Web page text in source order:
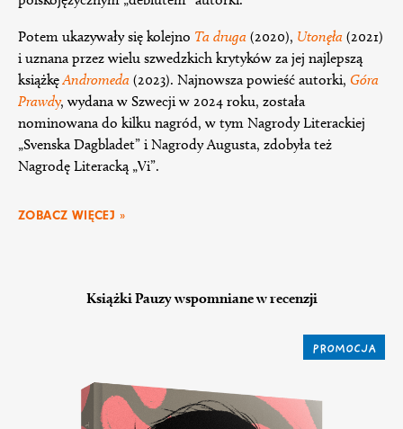
Potem ukazywały się kolejno Ta druga (2020), Utonęła (2021)
i uznana przez wielu szwedzkich krytyków za jej najlepszą
książkęAndromeda (2023). Najnowsza powieść autorki, Góra
Prawdy, wydana w Szwecji w 2024 roku, została
nominowana do kilku nagród, w tym Nagrody Literackiej
„Svenska Dagbladet” i Nagrody Augusta, zdobyła też
Nagrodę Literacką „Vi”.
ZOBACZ WIĘCEJ »
Książki Pauzy wspomniane w recenzji
PROMOCJA